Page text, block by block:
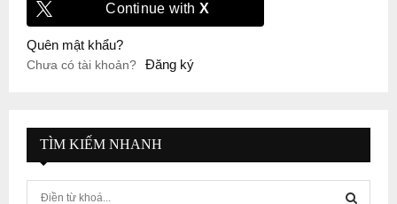
Continue with X
Quên mật khẩu?
Chưa có tài khoản? Đăng ký
TÌM KIẾM NHANH